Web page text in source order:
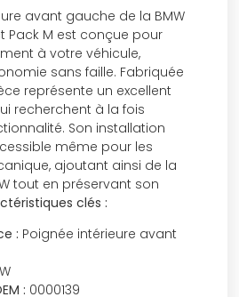
avant gauche de la BMW
Pack M est conçue pour
à votre véhicule,
sans faille. Fabriquée
représente un excellent
recherchent à la fois
Son installation
même pour les
ajoutant ainsi de la
tout en préservant son
clés :
: Poignée intérieure avant
: 0000139